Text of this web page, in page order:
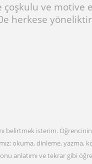
çoşkulu ve motive
herkese
belirtmek isterim.
okuma, dinleme, yazma,
anlatımı ve tekrar gibi